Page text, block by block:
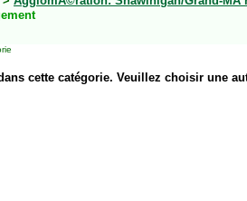
cette catégorie. Veuillez choisir une